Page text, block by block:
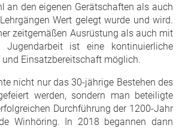
an den eigenen Gerätschaften als auch
Wert gelegt wurde und wird.
zeitgemäßen Ausrüstung als auch mit
Jugendarbeit ist eine kontinuierliche
Einsatzbereitschaft möglich.
nicht nur das 30-jährige Bestehen des
werden, sondern man beteiligte
Durchführung der 1200-Jahr
Winhöring. In 2018 begannen dann